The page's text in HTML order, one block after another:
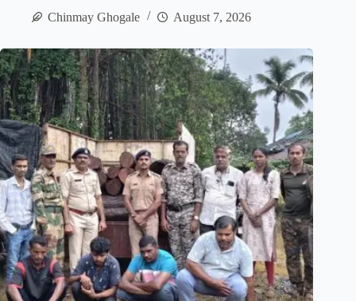
Chinmay Ghogale
August 7, 2026